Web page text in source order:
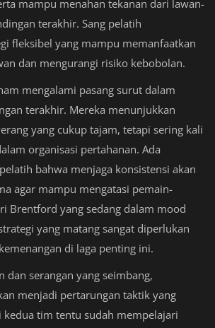
mampu menahan tekanan dari lawan-
terakhir. Sang pelatih
fleksibel yang mampu memanfaatkan
dan mengurangi risiko kebobolan.
mengalami pasang surut dalam
terakhir. Mereka menunjukkan
yang cukup tajam, tetapi sering kali
organisasi pertahanan. Ada
bahwa menjaga konsistensi akan
agar mampu mengatasi pemain-
Brentford yang sedang dalam mood
yang matang sangat diperlukan
di laga penting ini.
dan serangan yang seimbang,
menjadi pertarungan taktik yang
kedua tim tentu sudah mempelajari